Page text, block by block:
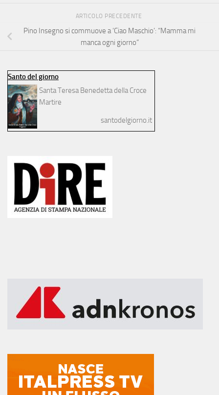
ARTICOLO PRECEDENTE
Pino Insegno si commuove a ‘Ciao Maschio’: “Mamma mi
manca ogni giorno”
Santo del giorno
Santa Teresa Benedetta della Croce
Martire
santodelgiorno.it